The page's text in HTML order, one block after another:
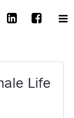
Life